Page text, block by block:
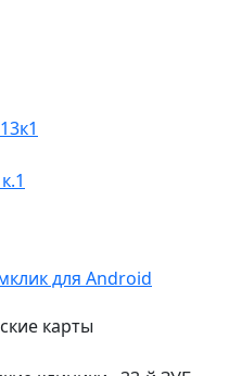
карты